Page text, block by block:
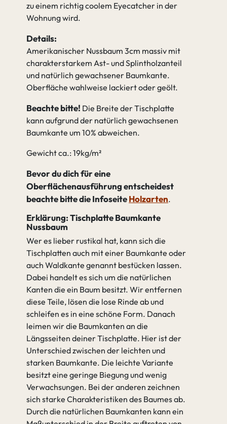
zu einem richtig coolem Eyecatcher in der
Wohnung wird.
Details:
Amerikanischer Nussbaum 3cm massiv mit
charakterstarkem Ast- und Splintholzanteil
und natürlich gewachsener Baumkante.
Oberfläche wahlweise lackiert oder geölt.
Beachte bitte! Die Breite der Tischplatte
kann aufgrund der natürlich gewachsenen
Baumkante um 10% abweichen.
Gewicht ca.: 19kg/m²
Bevor du dich für eine
Oberflächenausführung entscheidest
beachte bitte die InfoseiteHolzarten
Erklärung: Tischplatte Baumkante
Nussbaum
Wer es lieber rustikal hat, kann sich die
Tischplatten auch mit einer Baumkante oder
auch Waldkante genannt bestücken lassen.
Dabei handelt es sich um die natürlichen
Kanten die ein Baum besitzt. Wir entfernen
diese Teile, lösen die lose Rinde ab und
schleifen es in eine schöne Form. Danach
leimen wir die Baumkanten an die
Längsseiten deiner Tischplatte. Hier ist der
Unterschied zwischen der leichten und
starken Baumkante. Die leichte Variante
besitzt eine geringe Biegung und wenig
Verwachsungen. Bei der anderen zeichnen
sich starke Charakteristiken des Baumes ab.
Durch die natürlichen Baumkanten kann ein